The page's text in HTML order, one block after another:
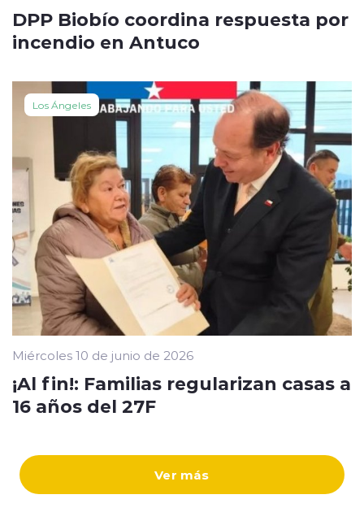
Ver más
DPP Biobío coordina respuesta por
incendio en Antuco
Los Ángeles
Miércoles 10 de junio de 2026
¡Al fin!: Familias regularizan casas a
16 años del 27F